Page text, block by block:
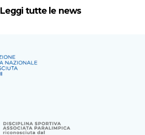
Leggi tutte le news